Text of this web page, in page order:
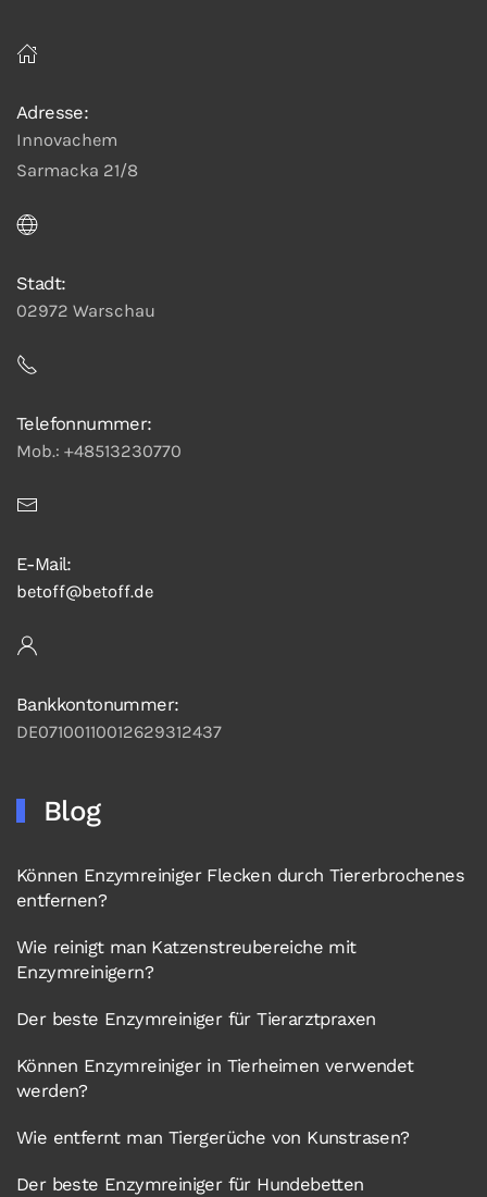
Adresse:
Innovachem
Sarmacka 21/8
Stadt:
02972 Warschau
Telefonnummer:
Mob.: +48513230770
E-Mail:
betoff@betoff.de
Bankkontonummer:
DE07100110012629312437
Blog
Können Enzymreiniger Flecken durch Tiererbrochenes
entfernen?
Wie reinigt man Katzenstreubereiche mit
Enzymreinigern?
Der beste Enzymreiniger für Tierarztpraxen
Können Enzymreiniger in Tierheimen verwendet
werden?
Wie entfernt man Tiergerüche von Kunstrasen?
Der beste Enzymreiniger für Hundebetten